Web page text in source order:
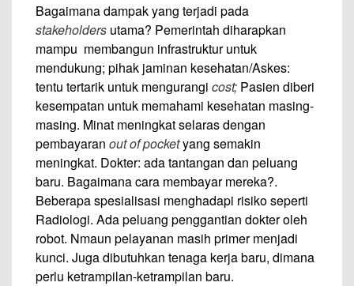
Bagaimana dampak yang terjadi pada
stakeholders utama? Pemerintah diharapkan
mampu membangun infrastruktur untuk
mendukung; pihak jaminan kesehatan/Askes:
tentu tertarik untuk mengurangi cost; Pasien diberi
kesempatan untuk memahami kesehatan masing-
masing. Minat meningkat selaras dengan
pembayaran out of pocketyang semakin
meningkat. Dokter: ada tantangan dan peluang
baru. Bagaimana cara membayar mereka?.
Beberapa spesialisasi menghadapi risiko seperti
Radiologi. Ada peluang penggantian dokter oleh
robot. Nmaun pelayanan masih primer menjadi
kunci. Juga dibutuhkan tenaga kerja baru, dimana
perlu ketrampilan-ketrampilan baru.